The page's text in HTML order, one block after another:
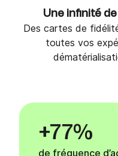
Une infinité
Des cartes de
toutes vos
+77%
de fréquence